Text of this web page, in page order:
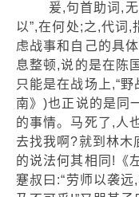
爰,句首助词,无
以”,在何处;之,代词
虑战事和自己的具
息整顿,说的是在陈
只能是在战场上,“
南》)也正说的是同
的事情。马死了,人
去找我啊?就到林木
的说法何其相同!《
蹇叔曰:“劳师以袭